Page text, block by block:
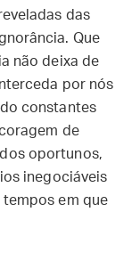
das
Que
não deixa de
por nós
constantes
de
oportunos,
inegociáveis
em que